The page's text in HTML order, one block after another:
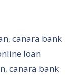
,canara bank
loan
, canara bank